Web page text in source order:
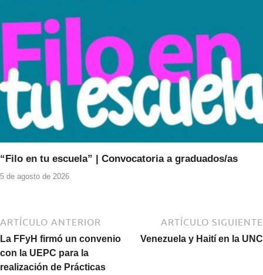
“Filo en tu escuela” | Convocatoria a graduados/as
5 de agosto de 2026
ARTÍCULO ANTERIOR
La FFyH firmó un convenio
con la UEPC para la
realización de Prácticas
ARTÍCULO SIGUIENTE
Venezuela y Haití en la UNC